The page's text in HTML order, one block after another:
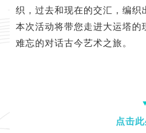
织，过去和现在的交汇，编织
本次活动将带您走进大运塔的
难忘的对话古今艺术之旅。
点击